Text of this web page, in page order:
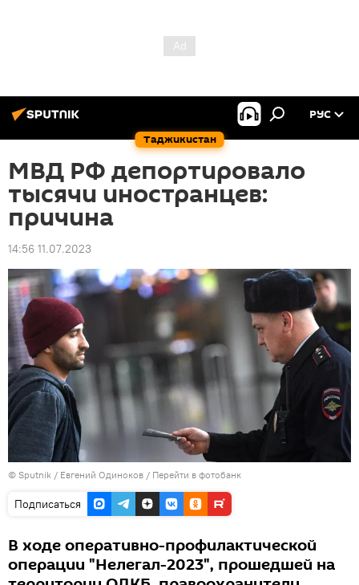
Таджикистан
РУС
МВД РФ депортировало
тысячи иностранцев:
причина
14:56 11.07.2023
© Sputnik / Евгений Одиноков / Перейти в фотобанк
Подписаться
В ходе оперативно-профилактической
операции "Нелегал-2023", прошедшей на